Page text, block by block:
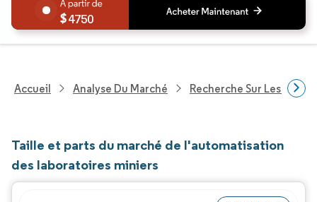
4750
Accueil Analyse Du Marché Recherche Sur Les
Taille et parts du marché de l'automatisation
des laboratoires miniers